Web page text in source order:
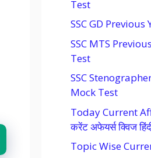
Test
SSC GD
SSC MTS
Test
SSC
Mock Test
Today Current
करेंट अफेयर्स क्विज
Topic Wise